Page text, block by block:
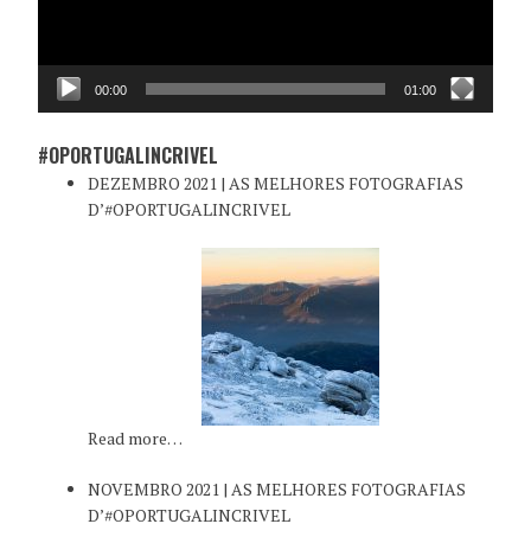
00:00 01:00
#OPORTUGALINCRIVEL
DEZEMBRO 2021 | AS MELHORES FOTOGRAFIAS
D’#OPORTUGALINCRIVEL
Read more…
NOVEMBRO 2021 | AS MELHORES FOTOGRAFIAS
D’#OPORTUGALINCRIVEL